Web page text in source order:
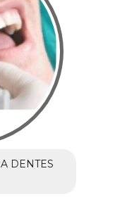
DENTES